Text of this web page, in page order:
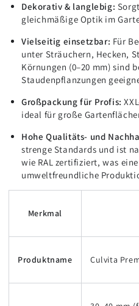
Dekorativ & langlebig:
gleichmäßige Optik im
Vielseitig einsetzbar: Für
unter Sträuchern, Hecken,
Körnungen (0–20 mm) sind
Staudenpflanzungen
Großpackung für Profis:
ideal für große
Hohe Qualitäts- und
strenge Standards und ist
wie RAL zertifiziert, was
umweltfreundliche
Merkmal
Produktname Culvita